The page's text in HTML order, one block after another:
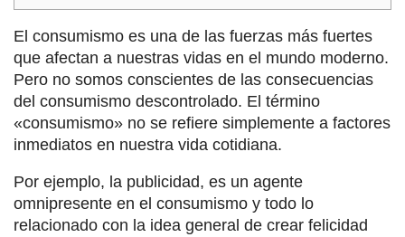
El consumismo es una de las fuerzas más fuertes
que afectan a nuestras vidas en el mundo moderno.
Pero no somos conscientes de las consecuencias
del consumismo descontrolado. El término
«consumismo» no se refiere simplemente a factores
inmediatos en nuestra vida cotidiana.
Por ejemplo, la publicidad, es un agente
omnipresente en el consumismo y todo lo
relacionado con la idea general de crear felicidad